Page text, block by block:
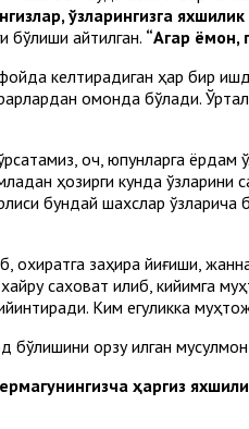
ўзларингизга яхшилик
бўлиши айтилган. “Агар ёмон,
келтирадиган ҳар бир
омонда бўлади.
оч, юпунларга
ҳозирги кунда ўзларини
бундай шахслар
охиратга заҳира йиғиши,
саховат қилиб, кийимга
Ким егуликка
бўлишини орзу қилган
қилиб бермагунингизча